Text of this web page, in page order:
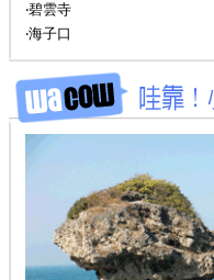
‧碧雲寺
‧海子口